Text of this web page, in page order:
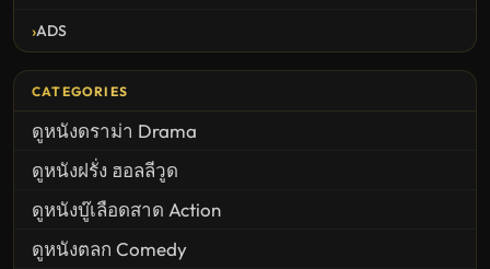
ADS
CATEGORIES
ดูหนังดราม่า Drama
ดูหนังฝรั่ง ฮอลลีวูด
ดูหนังบู๊เลือดสาด Action
ดูหนังตลก Comedy